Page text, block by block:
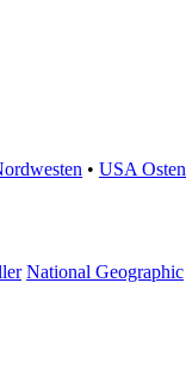
• USA Osten
National Geographic